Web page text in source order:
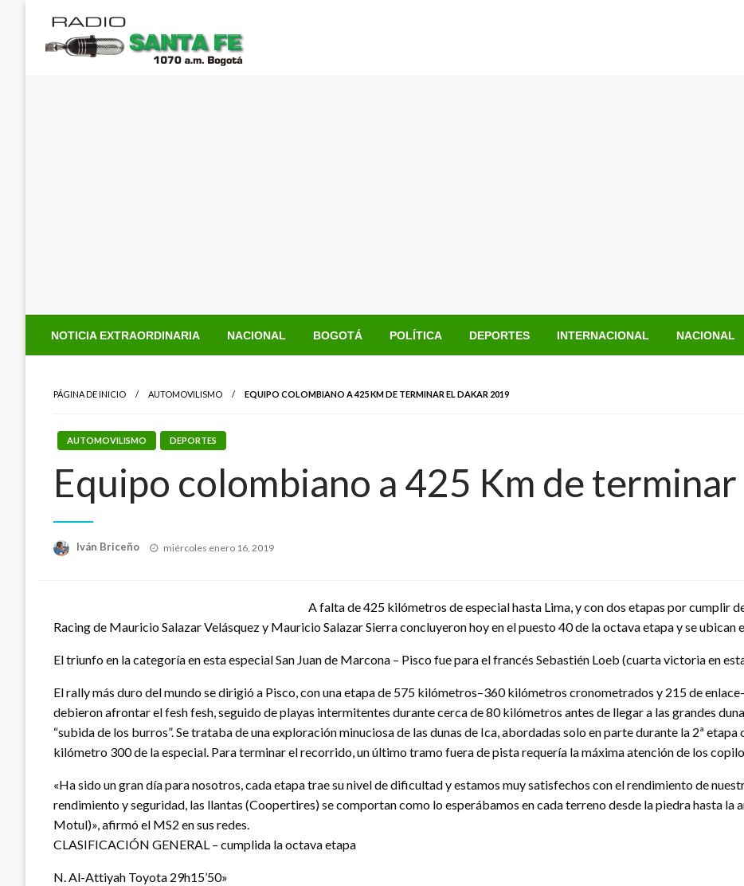
contenido
NOTICIA EXTRAORDINARIA NACIONAL BOGOTÁ POLÍTICA DEPORTES INTERNACIONAL NACIONAL
PÁGINA DE INICIO AUTOMOVILISMO EQUIPO COLOMBIANO A 425 KM DE TERMINAR EL DAKAR 2019
AUTOMOVILISMO DEPORTES
Equipo colombiano a 425 Km de
Iván Briceño
Publicado
miércoles enero 16, 2019
A falta de 425 kilómetros de especial hasta Lima, y con dos etapas por cumplir
Racing de Mauricio Salazar Velásquez y Mauricio Salazar Sierra concluyeron hoy en el puesto 40 de la octava etapa y se ubican
El triunfo en la categoría en esta especial San Juan de Marcona – Pisco fue para el francés Sebastién Loeb (cuarta victoria en
El rally más duro del mundo se dirigió a Pisco, con una etapa de 575 kilómetros–360 kilómetros cronometrados y 215 de
debieron afrontar el fesh fesh, seguido de playas intermitentes durante cerca de 80 kilómetros antes de llegar a las grandes
“subida de los burros”. Se trataba de una exploración minuciosa de las dunas de Ica, abordadas solo en parte durante la 2ª
kilómetro 300 de la especial. Para terminar el recorrido, un último tramo fuera de pista requería la máxima atención de los
«Ha sido un gran día para nosotros, cada etapa trae su nivel de dificultad y estamos muy satisfechos con el rendimiento de
rendimiento y seguridad, las llantas (Coopertires) se comportan como lo esperábamos en cada terreno desde la piedra hasta la
Motul)», afirmó el MS2 en sus redes.
CLASIFICACIÓN GENERAL – cumplida la octava etapa
N. Al-Attiyah Toyota 29h15’50»